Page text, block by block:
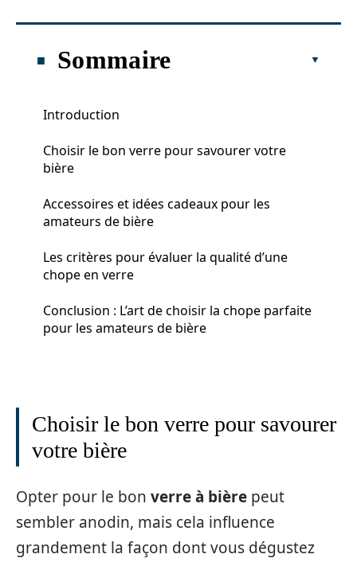
Sommaire
Introduction
Choisir le bon verre pour savourer votre
bière
Accessoires et idées cadeaux pour les
amateurs de bière
Les critères pour évaluer la qualité d’une
chope en verre
Conclusion : L’art de choisir la chope parfaite
pour les amateurs de bière
Choisir le bon verre pour savourer
votre bière
Opter pour le bon verre à bière peut
sembler anodin, mais cela influence
grandement la façon dont vous dégustez